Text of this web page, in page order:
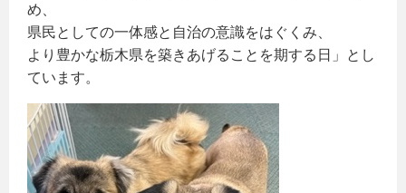
め、
県民としての一体感と自治の意識をはぐくみ、
より豊かな栃木県を築きあげることを期する日」とし
ています。